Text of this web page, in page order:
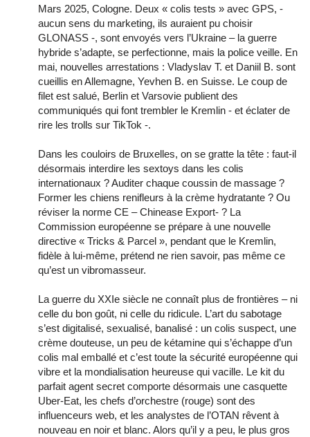
Mars 2025, Cologne. Deux « colis tests » avec GPS, -
aucun sens du marketing, ils auraient pu choisir
GLONASS -, sont envoyés vers l’Ukraine – la guerre
hybride s’adapte, se perfectionne, mais la police veille. En
mai, nouvelles arrestations : Vladyslav T. et Daniil B. sont
cueillis en Allemagne, Yevhen B. en Suisse. Le coup de
filet est salué, Berlin et Varsovie publient des
communiqués qui font trembler le Kremlin - et éclater de
rire les trolls sur TikTok -.
Dans les couloirs de Bruxelles, on se gratte la tête : faut-il
désormais interdire les sextoys dans les colis
internationaux ? Auditer chaque coussin de massage ?
Former les chiens renifleurs à la crème hydratante ? Ou
réviser la norme CE – Chinease Export- ? La
Commission européenne se prépare à une nouvelle
directive « Tricks & Parcel », pendant que le Kremlin,
fidèle à lui-même, prétend ne rien savoir, pas même ce
qu’est un vibromasseur.
La guerre du XXIe siècle ne connaît plus de frontières – ni
celle du bon goût, ni celle du ridicule. L’art du sabotage
s’est digitalisé, sexualisé, banalisé : un colis suspect, une
crème douteuse, un peu de kétamine qui s’échappe d’un
colis mal emballé et c’est toute la sécurité européenne qui
vibre et la mondialisation heureuse qui vacille. Le kit du
parfait agent secret comporte désormais une casquette
Uber-Eat, les chefs d’orchestre (rouge) sont des
influenceurs web, et les analystes de l’OTAN rêvent à
nouveau en noir et blanc. Alors qu’il y a peu, le plus gros